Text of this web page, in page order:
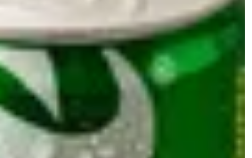
تسجيل الدخول
EN